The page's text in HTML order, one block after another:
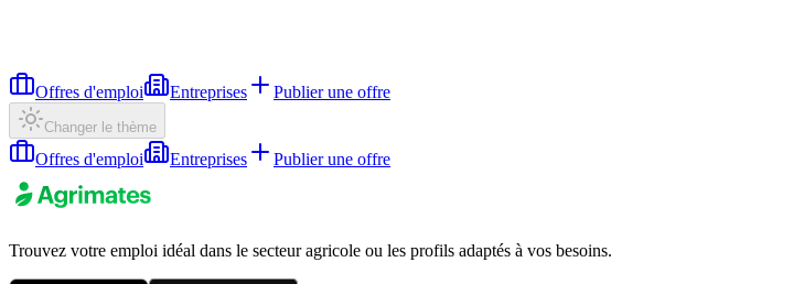
Offres d'emploi Entreprises Publier une offre
Changer le thème
Offres d'emploi Entreprises Publier une offre
Trouvez votre emploi idéal dans le secteur agricole ou les profils adaptés à vos besoins.